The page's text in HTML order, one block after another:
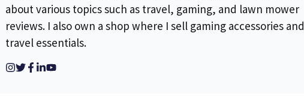
about various topics such as travel, gaming, and lawn mower
reviews. I also own a shop where I sell gaming accessories and
travel essentials.